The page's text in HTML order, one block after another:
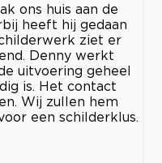
ons huis aan de
heeft hij gedaan
ziet er
Denny werkt
uitvoering geheel
is. Het contact
Wij zullen hem
een schilderklus.